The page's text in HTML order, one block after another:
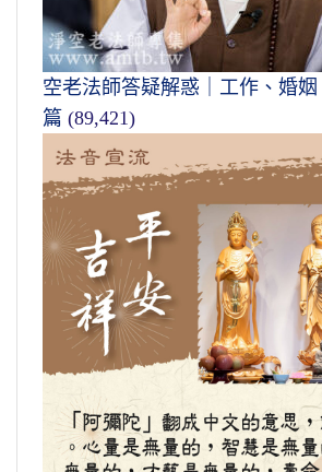
空老法師答疑解惑｜工作、婚
篇 (89,421)